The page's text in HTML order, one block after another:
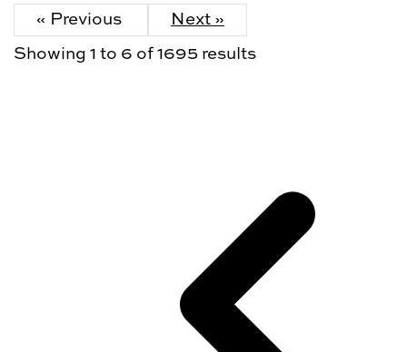
« Previous Next »
Showing 1 to 6 of 1695 results